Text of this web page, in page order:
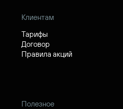
Клиентам
Тарифы
Договор
Правила акций
Полезное